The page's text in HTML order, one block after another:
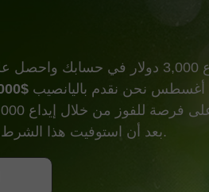
نحن نقدم باليانصيب $1,000
بعد أن استوفيت هذا الشرط، تصبح مشاركًا في الحملة.